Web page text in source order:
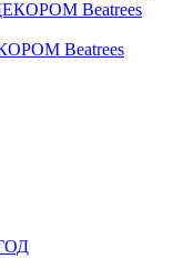
Beatrees